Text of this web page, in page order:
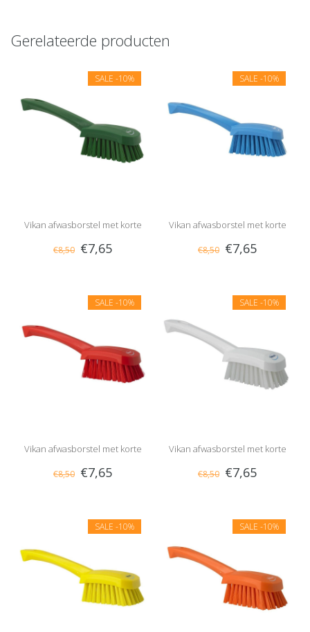
Gerelateerde producten
SALE -10%
Vikan afwasborstel met korte
steel, hard
€8,50 €7,65
SALE -10%
Vikan afwasborstel met korte
steel, hard
€8,50 €7,65
SALE -10%
Vikan afwasborstel met korte
steel, hard
€8,50 €7,65
SALE -10%
Vikan afwasborstel met korte
steel, hard
€8,50 €7,65
SALE -10% SALE -10%